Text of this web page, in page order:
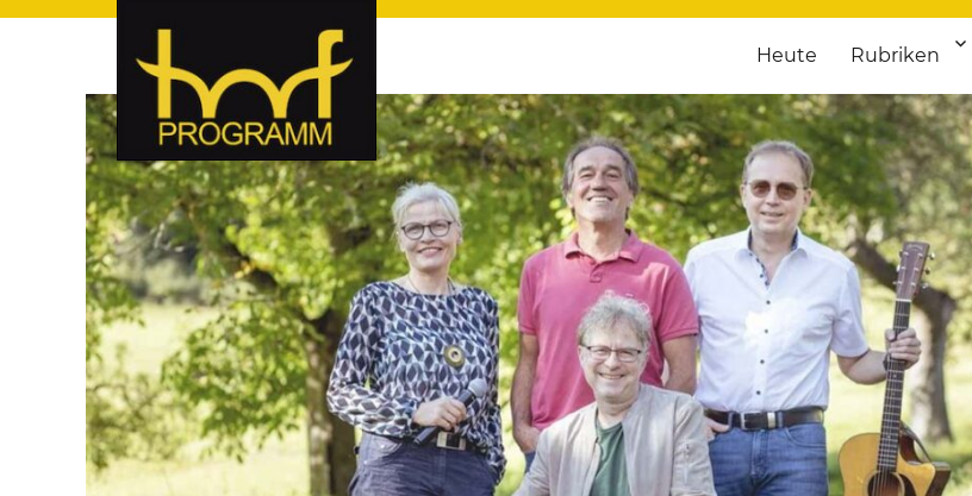
hof-programm – das Veranstaltungsportal für
hof-programm – das Veranstaltungsportal für Hof und Hochfranken. Täglich aktuelle Termine von Kultur bis Sport,
Heute Rubriken